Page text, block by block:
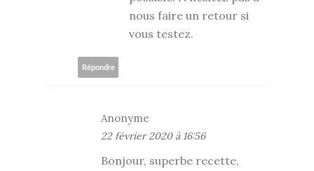
nous faire un retour si
vous testez.
Répondre
Anonyme
22 février 2020 à 16:56
Bonjour, superbe recette,